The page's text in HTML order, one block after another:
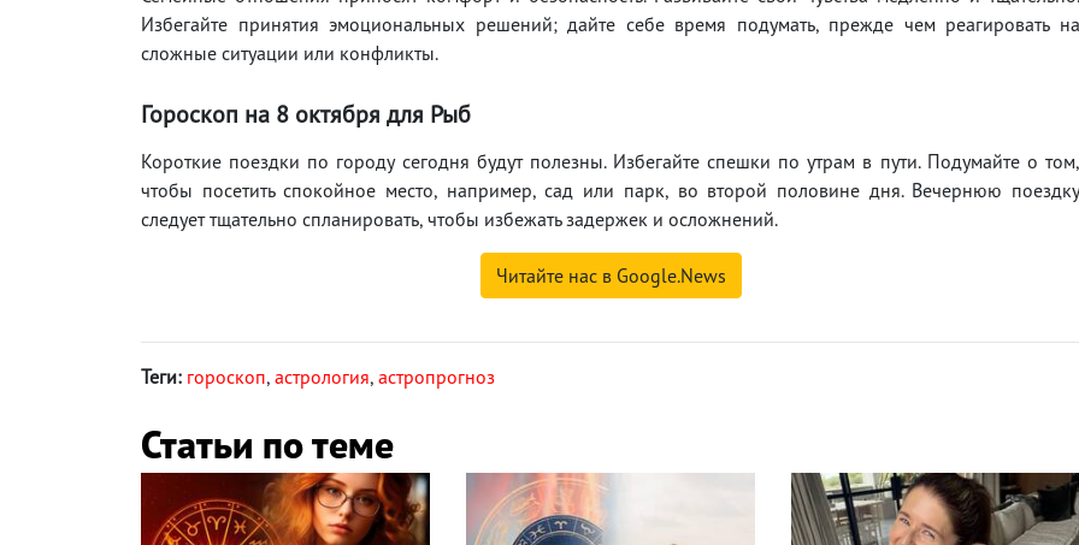
Избегайте принятия эмоциональных решений; дайте себе время подумать, прежде чем реагировать на
сложные ситуации или конфликты.
Гороскоп на 8 октября для Рыб
Короткие поездки по городу сегодня будут полезны. Избегайте спешки по утрам в пути. Подумайте о том,
чтобы посетить спокойное место, например, сад или парк, во второй половине дня. Вечернюю поездку
следует тщательно спланировать, чтобы избежать задержек и осложнений.
Читайте нас в Google.News
Теги: гороскоп, астрология, астропрогноз
Статьи по теме